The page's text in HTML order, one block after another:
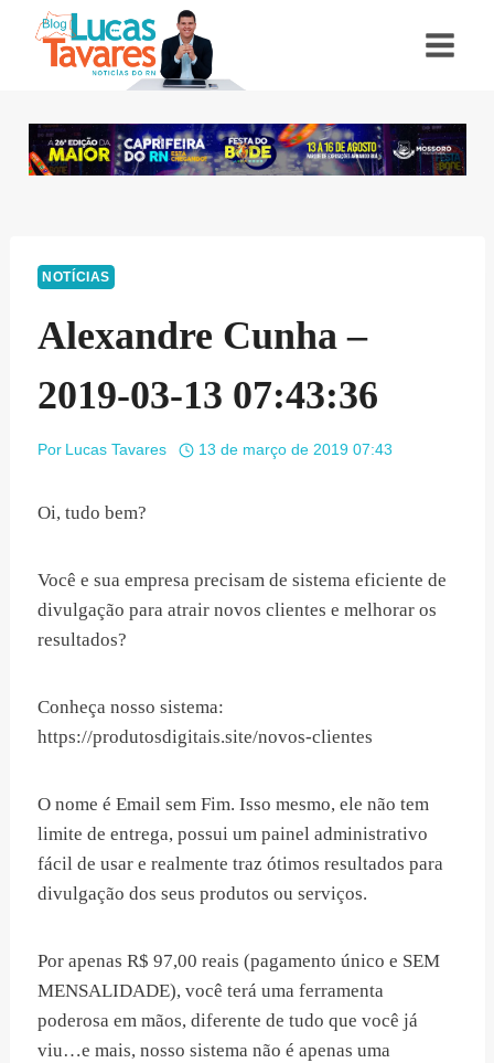
NOTÍCIAS
Alexandre Cunha –
2019-03-13 07:43:36
Por Lucas Tavares 13 de março de 2019 07:43
Oi, tudo bem?
Você e sua empresa precisam de sistema eficiente de
divulgação para atrair novos clientes e melhorar os
resultados?
Conheça nosso sistema:
https://produtosdigitais.site/novos-clientes
O nome é Email sem Fim. Isso mesmo, ele não tem
limite de entrega, possui um painel administrativo
fácil de usar e realmente traz ótimos resultados para
divulgação dos seus produtos ou serviços.
Por apenas R$ 97,00 reais (pagamento único e SEM
MENSALIDADE), você terá uma ferramenta
poderosa em mãos, diferente de tudo que você já
viu…e mais, nosso sistema não é apenas uma